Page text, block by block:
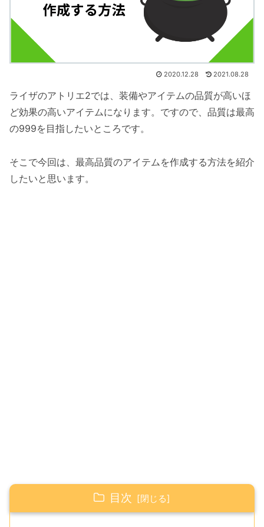
2020.12.28 2021.08.28
ライザのアトリエ2では、装備やアイテムの品質が高いほ
ど効果の高いアイテムになります。ですので、品質は最高
の999を目指したいところです。
そこで今回は、最高品質のアイテムを作成する方法を紹介
したいと思います。
目次